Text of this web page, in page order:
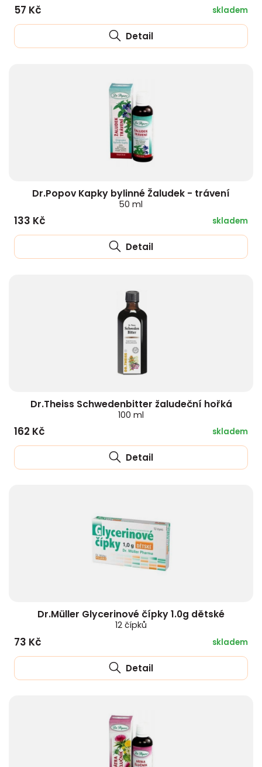
57 Kč skladem
Detail
Dr.Popov Kapky bylinné Žaludek - trávení
50 ml
133 Kč skladem
Detail
Dr.Theiss Schwedenbitter žaludeční hořká
100 ml
162 Kč skladem
Detail
Dr.Müller Glycerinové čípky 1.0g dětské
12 čípků
73 Kč skladem
Detail